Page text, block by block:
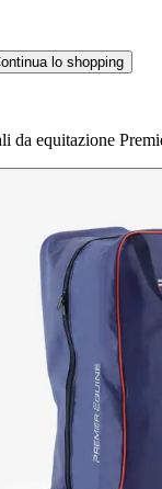
lo shopping
da equitazione